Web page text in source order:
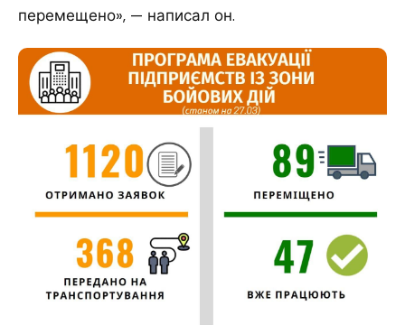
перемещено», — написал он.